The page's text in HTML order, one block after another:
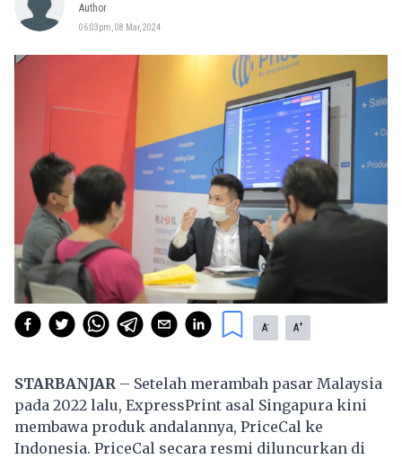
Author
06:03pm, 08 Mar, 2024
A- A+
STARBANJAR – Setelah merambah pasar Malaysia
pada 2022 lalu, ExpressPrint asal Singapura kini
membawa produk andalannya, PriceCal ke
Indonesia. PriceCal secara resmi diluncurkan di